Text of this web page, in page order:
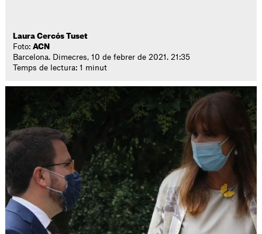
Laura Cercós Tuset
Foto:ACN
Barcelona. Dimecres, 10 de febrer de 2021. 21:35
Temps de lectura: 1 minut